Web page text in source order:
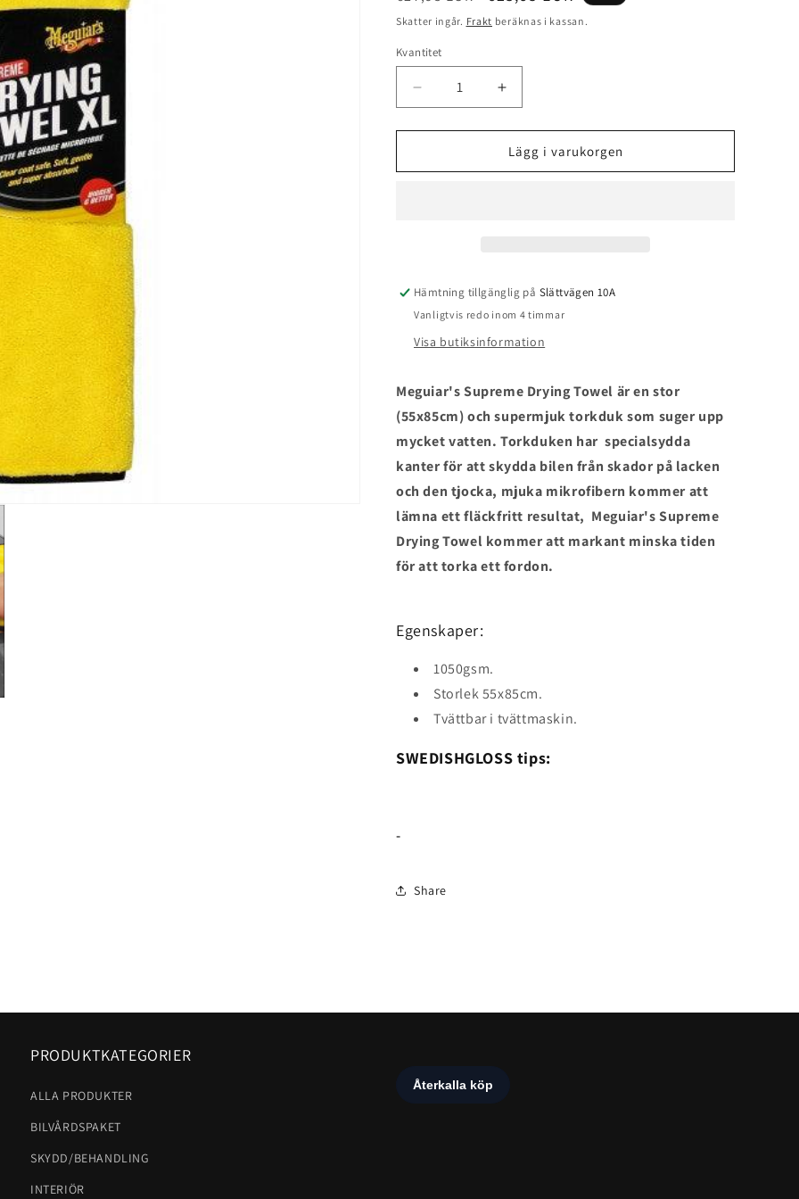
pris
Skatter ingår. Frakt beräknas i kassan.
Kvantitet
Kvantitet
Minska
kvantitet
för
Drying
Öka
kvantitet
för
Supreme
Drying
Lägg i varukorgen
Hämtning tillgänglig på Slättvägen 10A
Vanligtvis redo inom 4 timmar
Visa butiksinformation
Meguiar's Supreme Drying Towel är en stor
(55x85cm) och supermjuk torkduk som suger upp
mycket vatten. Torkduken har specialsydda
kanter för att skydda bilen från skador på lacken
och den tjocka, mjuka mikrofibern kommer att
lämna ett fläckfritt resultat, Meguiar's Supreme
Drying Towel kommer att markant minska tiden
för att torka ett fordon.
Egenskaper:
1050gsm.
Storlek 55x85cm.
Tvättbar i tvättmaskin.
SWEDISHGLOSS tips:
-
Share
PRODUKTKATEGORIER
ALLA PRODUKTER
BILVÅRDSPAKET
SKYDD/BEHANDLING
INTERIÖR